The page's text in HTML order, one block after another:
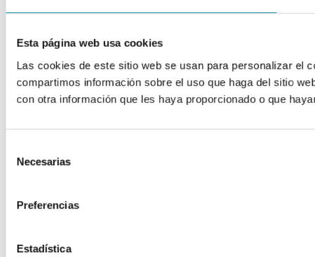
Esta página web usa cookies
Las cookies de este sitio web se usan para personalizar el
compartimos información sobre el uso que haga del sitio
con otra información que les haya proporcionado o que
Necesarias
Preferencias
Estadística